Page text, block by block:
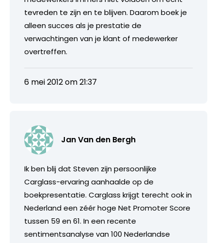
tevreden te zijn en te blijven. Daarom boek je
alleen succes als je prestatie de
verwachtingen van je klant of medewerker
overtreffen.
6 mei 2012 om 21:37
Jan Van den Bergh
Ik ben blij dat Steven zijn persoonlijke
Carglass-ervaring aanhaalde op de
boekpresentatie. Carglass krijgt terecht ook in
Nederland een zéér hoge Net Promoter Score
tussen 59 en 61. In een recente
sentimentsanalyse van 100 Nederlandse